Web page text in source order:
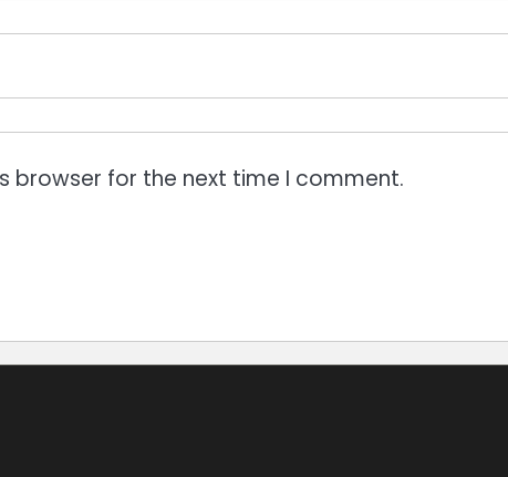
browser for the next time I comment.